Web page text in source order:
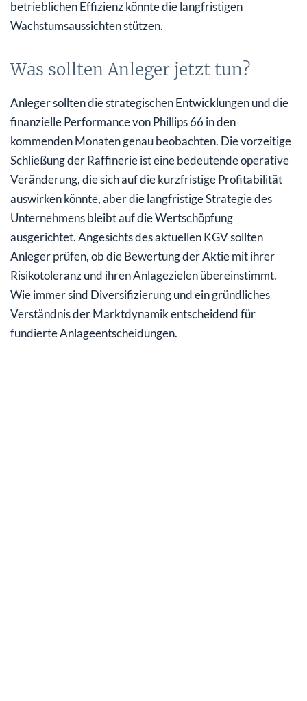
betrieblichen Effizienz könnte die langfristigen
Wachstumsaussichten stützen.
Was sollten Anleger jetzt tun?
Anleger sollten die strategischen Entwicklungen und die
finanzielle Performance von Phillips 66 in den
kommenden Monaten genau beobachten. Die vorzeitige
Schließung der Raffinerie ist eine bedeutende operative
Veränderung, die sich auf die kurzfristige Profitabilität
auswirken könnte, aber die langfristige Strategie des
Unternehmens bleibt auf die Wertschöpfung
ausgerichtet. Angesichts des aktuellen KGV sollten
Anleger prüfen, ob die Bewertung der Aktie mit ihrer
Risikotoleranz und ihren Anlagezielen übereinstimmt.
Wie immer sind Diversifizierung und ein gründliches
Verständnis der Marktdynamik entscheidend für
fundierte Anlageentscheidungen.